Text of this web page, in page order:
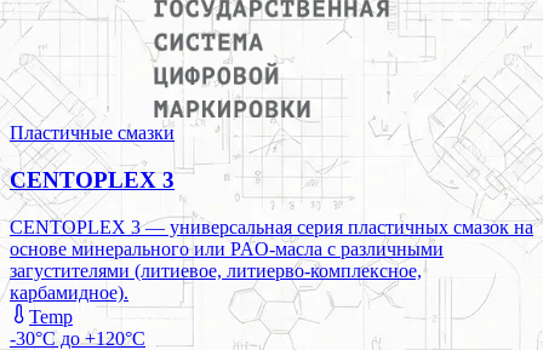
Пластичные смазки
CENTOPLEX 3
CENTOPLEX 3 — универсальная серия пластичных смазок на
основе минерального или PAO-масла с различными
загустителями (литиевое, литиерво-комплексное,
карбамидное).
Temp
-30°C до +120°C